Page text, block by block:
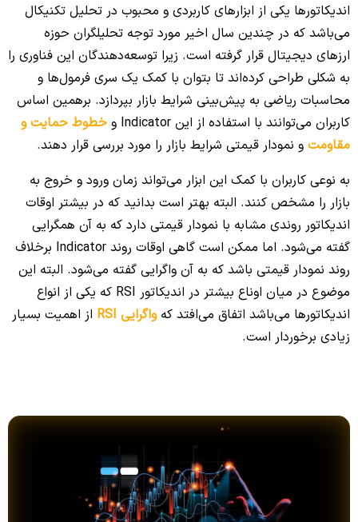
اندیکاتورها یکی از ابزارهای کاربردی و محبوب در تحلیل تکنیکال
می‌باشد که در چندین سال اخیر مورد توجه تحلیلگران حوزه
ارزهای دیجیتال قرار گرفته است. زیرا توسعه‌دهندگان این فناوری را
به شکلی طراحی کرده‌اند تا بتوان با کمک یک سری فرمول‌ها و
محاسبات ریاضی به پیش‌بینی شرایط بازار بپردازد. برهمین اساس
کاربران می‌توانند با استفاده از این Indicator و
خطوط حمایت و
مقاومت و نمودار قیمتی شرایط بازار را مورد بررسی قرار دهند.
به نوعی کاربران با کمک این ابزار می‌تواند زمان ورود و خروج به
بازار را مشخص کنند. البته بهتر است بدانید که در بیشتر اوقات
اندیکاتور روندی مشابه با نمودار قیمتی دارد که به آن همگرایی
گفته می‌شود. اما ممکن است گاهی اوقات روند Indicator برخلاف
روند نمودار قیمتی باشد که به آن واگرایی گفته می‌شود. البته این
موضوع در میان اوناع بیشتر در اندیکاتور RSI که یکی از انواع
اندیکاتورها می‌باشد اتفاق می‌افتد کهواگرایی RSI
از اهمیت بسیار
زیادی برخوردار است.